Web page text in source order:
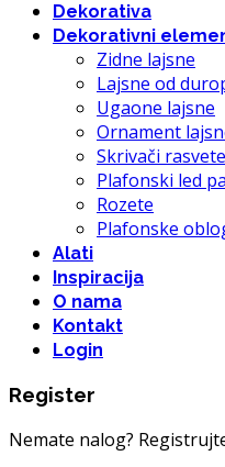
Dekorativa
Dekorativni
Zidne lajsne
Lajsne od
Ugaone lajsne
Ornament
Skrivači rasvete
Plafonski led
Rozete
Plafonske
Alati
Inspiracija
O nama
Kontakt
Login
Register
Nemate nalog?